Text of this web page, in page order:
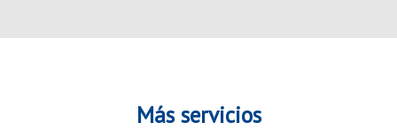
Más servicios